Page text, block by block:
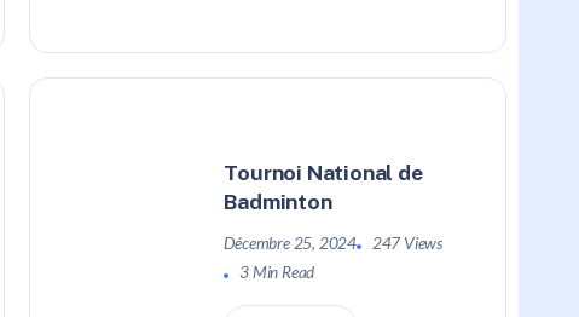
Tournoi National de
Badminton
Décembre 25, 2024
247 Views
3 Min Read